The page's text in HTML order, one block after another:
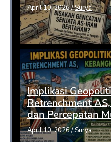
April 10, 2026/Surya
Implikasi
Retrenchment
dan Percepatan
April 10, 2026/Surya